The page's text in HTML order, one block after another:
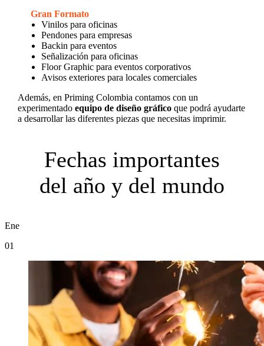
Gran Formato
Vinilos para oficinas
Pendones para empresas
Backin para eventos
Señalización para oficinas
Floor Graphic para eventos corporativos
Avisos exteriores para locales comerciales
Además, en Priming Colombia contamos con un
experimentado equipo de diseño gráficoque podrá ayudarte
a desarrollar las diferentes piezas que necesitas imprimir.
Fechas importantes
del año y del mundo
Ene
01